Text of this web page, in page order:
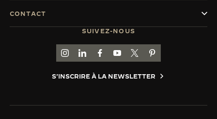
SUIVEZ-NOUS
ACCÉDER À LA PAGE INSTAGRAM DE
ACCÉDER À LA PAGE LINKEDIN DE
ALLER SUR LA PAGE JAEGER-
ACCÉDER À LA PAGE
ALLER SUR LA PAGE
ALLER SUR LA
S'INSCRIRE À LA NEWSLETTER
CONTACT